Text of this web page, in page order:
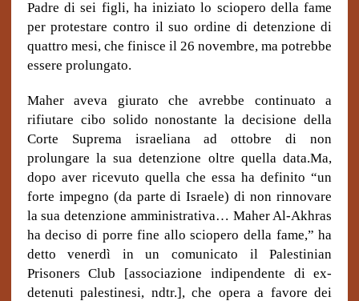
Padre di sei figli, ha iniziato lo sciopero della fame
per protestare contro il suo ordine di detenzione di
quattro mesi, che finisce il 26 novembre, ma potrebbe
essere prolungato.
Maher aveva giurato che avrebbe continuato a
rifiutare cibo solido nonostante la decisione della
Corte Suprema israeliana ad ottobre di non
prolungare la sua detenzione oltre quella data.Ma,
dopo aver ricevuto quella che essa ha definito “un
forte impegno (da parte di Israele) di non rinnovare
la sua detenzione amministrativa… Maher Al-Akhras
ha deciso di porre fine allo sciopero della fame,” ha
detto venerdì in un comunicato il Palestinian
Prisoners Club [associazione indipendente di ex-
detenuti palestinesi, ndtr.], che opera a favore dei